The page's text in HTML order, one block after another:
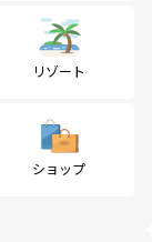
リゾート
ショップ